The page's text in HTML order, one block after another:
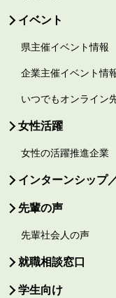
イベント
県主催イベント情報
企業主催イベント情
いつでもオンライン
女性活躍
女性の活躍推進企業
インターンシップ
先輩の声
先輩社会人の声
就職相談窓口
学生向け